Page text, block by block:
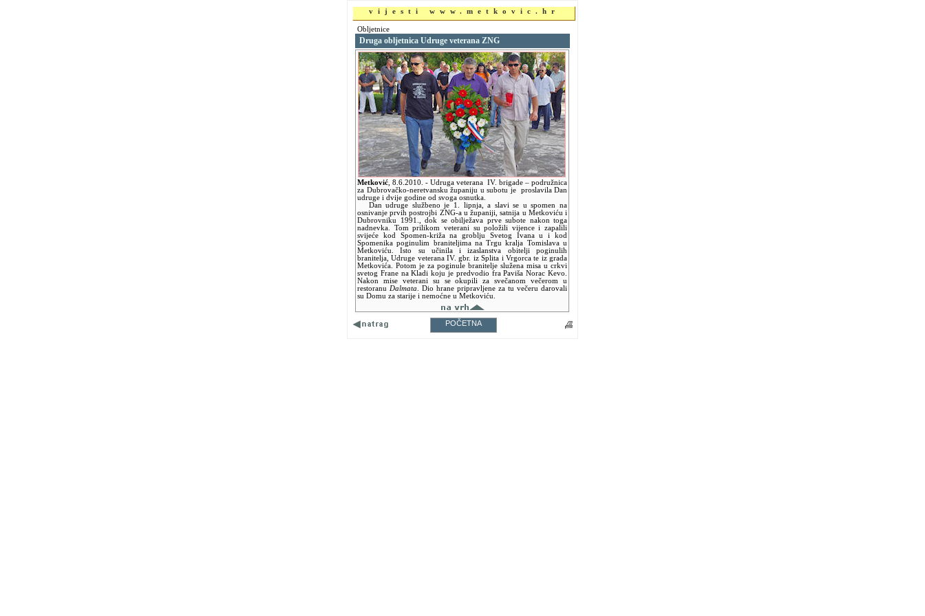
vijesti www.metkovic.hr
Obljetnice
Druga obljetnica Udruge veterana ZNG
Metković 8.6.2010. - Udruga veterana IV. brigade – podružnica
za Dubrovačko-neretvansku županiju u subotu je proslavila Dan
udruge i dvije godine od svoga osnutka.
Dan udruge službeno je 1. lipnja, a slavi se u spomen na
osnivanje prvih postrojbi ZNG-a u županiji, satnija u Metkoviću i
Dubrovniku 1991., dok se obilježava prve subote nakon toga
nadnevka. Tom prilikom veterani su položili vijence i zapalili
svijeće kod Spomen-križa na groblju Svetog Ivana u i kod
Spomenika poginulim braniteljima na Trgu kralja Tomislava u
Metkoviću. Isto su učinila i izaslanstva obitelji poginulih
branitelja, Udruge veterana IV. gbr. iz Splita i Vrgorca te iz grada
Metkovića. Potom je za poginule branitelje služena misa u crkvi
svetog Frane na Kladi koju je predvodio fra Paviša Norac Kevo.
Nakon mise veterani su se okupili za svečanom večerom u
restoranu Dalmata . Dio hrane pripravljene za tu večeru darovali
su Domu za starije i nemoćne u Metkoviću.
POČETNA